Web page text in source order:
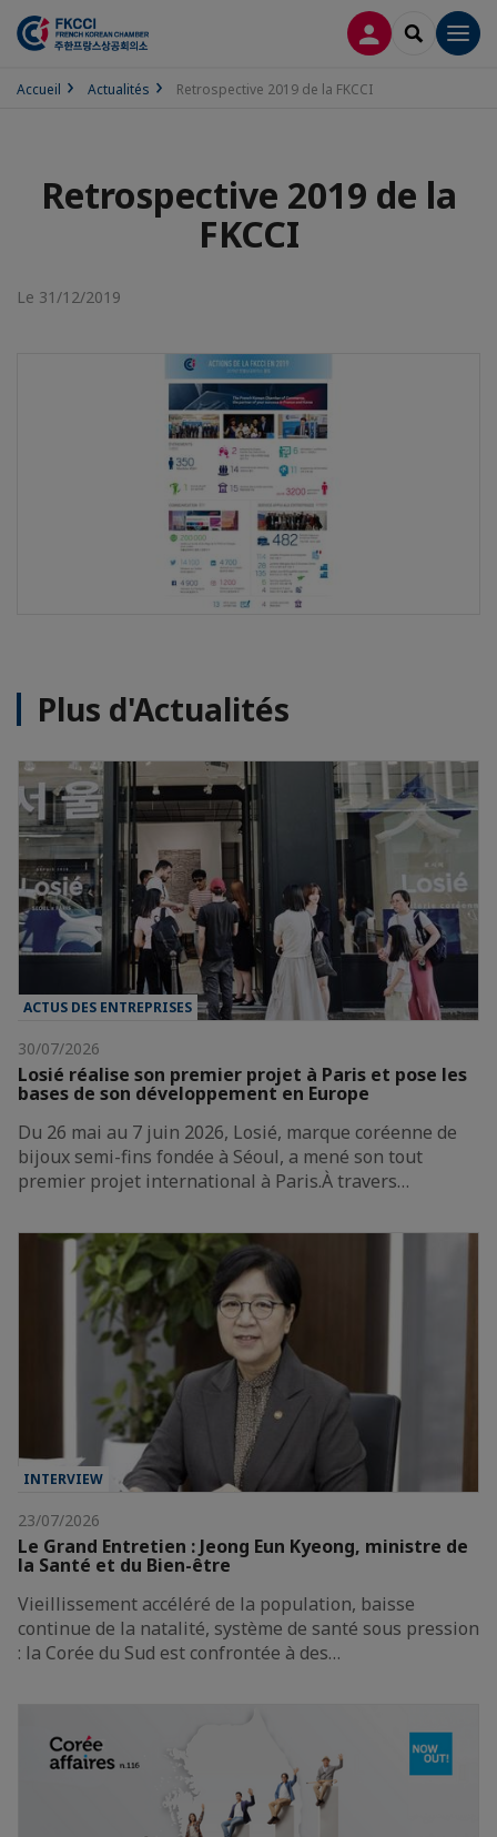
CONNEXION
Accueil Actualités Retrospective 2019 de la FKCCI
Retrospective 2019 de la
FKCCI
Le 31/12/2019
Plus d'Actualités
ACTUS DES ENTREPRISES
30/07/2026
Losié réalise son premier projet à Paris et pose les
bases de son développement en Europe
Du 26 mai au 7 juin 2026, Losié, marque coréenne de
bijoux semi-fins fondée à Séoul, a mené son tout
premier projet international à Paris.À travers…
INTERVIEW
23/07/2026
Le Grand Entretien : Jeong Eun Kyeong, ministre de
la Santé et du Bien-être
Vieillissement accéléré de la population, baisse
continue de la natalité, système de santé sous pression
: la Corée du Sud est confrontée à des…